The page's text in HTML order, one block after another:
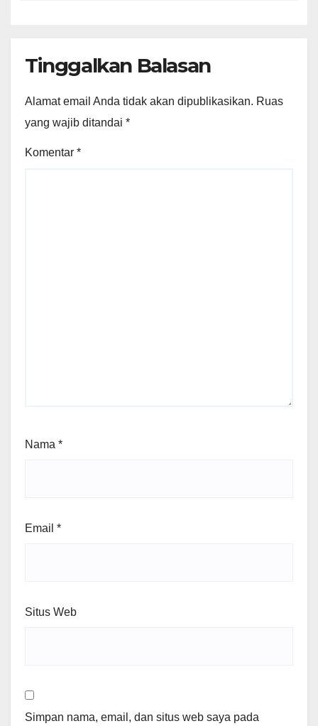
Lingkungan Hidup
Tinggalkan Balasan
Alamat email Anda tidak akan dipublikasikan. Ruas
yang wajib ditandai *
Komentar *
Nama *
Email *
Situs Web
Simpan nama, email, dan situs web saya pada